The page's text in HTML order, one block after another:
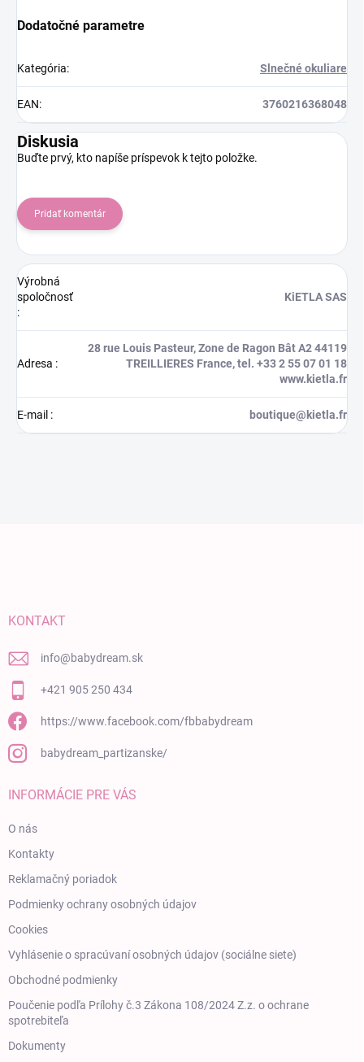
Dodatočné parametre
Kategória: Slnečné okuliare
EAN: 3760216368048
Diskusia
Buďte prvý, kto napíše príspevok k tejto položke.
Pridať komentár
Výrobná
spoločnosť
:
KiETLA SAS
Adresa :
28 rue Louis Pasteur, Zone de Ragon Bât A2 44119
TREILLIERES France, tel. +33 2 55 07 01 18
www.kietla.fr
E-mail : boutique@kietla.fr
KONTAKT
info@babydream.sk
+421 905 250 434
https://www.facebook.com/fbbabydream
babydream_partizanske/
INFORMÁCIE PRE VÁS
O nás
Kontakty
Reklamačný poriadok
Podmienky ochrany osobných údajov
Cookies
Vyhlásenie o spracúvaní osobných údajov (sociálne siete)
Obchodné podmienky
Poučenie podľa Prílohy č.3 Zákona 108/2024 Z.z. o ochrane
spotrebiteľa
Dokumenty